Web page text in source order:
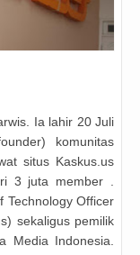
Ia lahir 20 Juli
komunitas
situs Kaskus.us
3 juta member .
Technology Officer
sekaligus pemilik
Media Indonesia.